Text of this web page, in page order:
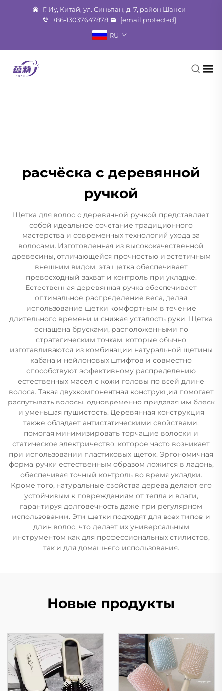
Г. Иу, Китай, ул. Синьпан, д. 7, район Шанси
+86-13037647878
[email protected]
RU
расчёска с деревянной
ручкой
Щетка для волос с деревянной ручкой представляет
собой идеальное сочетание традиционного
мастерства и современных технологий ухода за
волосами. Изготовленная из высококачественной
древесины, отличающейся прочностью и эстетичным
внешним видом, эта щетка обеспечивает
превосходный захват и контроль при укладке.
Естественная деревянная ручка обеспечивает
оптимальное распределение веса, делая
использование щетки комфортным в течение
длительного времени и снижая усталость руки. Щетка
оснащена брусками, расположенными по
стратегическим точкам, которые обычно
изготавливаются из комбинации натуральной щетины
кабана и нейлоновых штифтов и совместно
способствуют эффективному распределению
естественных масел с кожи головы по всей длине
волоса. Такая двухкомпонентная конструкция помогает
распутывать волосы, одновременно придавая им блеск
и уменьшая пушистость. Деревянная конструкция
также обладает антистатическими свойствами,
помогая минимизировать торчащие волоски и
статическое электричество, которое часто возникает
при использовании пластиковых щеток. Эргономичная
форма ручки естественным образом ложится в ладонь,
обеспечивая точный контроль во время укладки.
Кроме того, натуральные свойства дерева делают его
устойчивым к повреждениям от тепла и влаги,
гарантируя долговечность даже при регулярном
использовании. Эти щетки подходят для всех типов и
длин волос, что делает их универсальным
инструментом как для профессиональных стилистов,
так и для домашнего использования.
Новые продукты